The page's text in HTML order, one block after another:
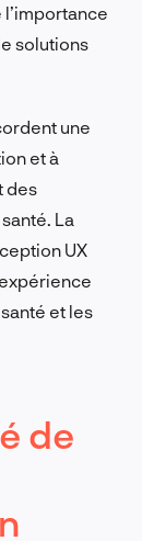
solutions
une
et à
des
La
UX
et les
de